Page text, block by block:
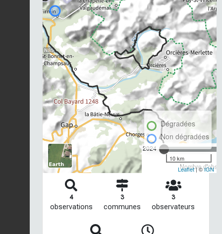
2024
Nombre
Dégradées
Non dégradées
10 km
Leaflet| ©IGN
4
observations
3
communes
3
observateurs